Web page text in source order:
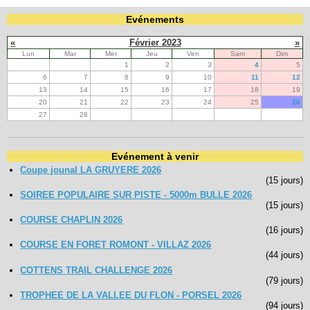
Evénements
« Février 2023 »
Lun Mar Mer Jeu Ven Sam
Dim
1
2 3 4
5
6
7 8 9 10 11
12
13
14 15 16 17 18
19
20
21 22 23 24 25
26
27
28
Evénement à venir
Coupe jounal LA GRUYERE 2026
(15 jours)
SOIREE POPULAIRE SUR PISTE - 5000m BULLE 2026
(15 jours)
COURSE CHAPLIN 2026
(16 jours)
COURSE EN FORET ROMONT - VILLAZ 2026
(44 jours)
COTTENS TRAIL CHALLENGE 2026
(79 jours)
TROPHEE DE LA VALLEE DU FLON - PORSEL 2026
(94 jours)